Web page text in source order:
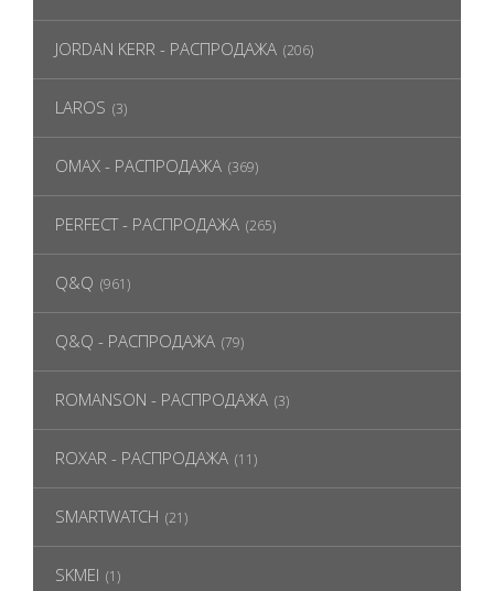
JORDAN KERR - РАСПРОДАЖА (206)
LAROS (3)
OMAX - РАСПРОДАЖА (369)
PERFECT - РАСПРОДАЖА (265)
Q&Q (961)
Q&Q - РАСПРОДАЖА (79)
ROMANSON - РАСПРОДАЖА (3)
ROXAR - РАСПРОДАЖА (11)
SMARTWATCH (21)
SKMEI (1)